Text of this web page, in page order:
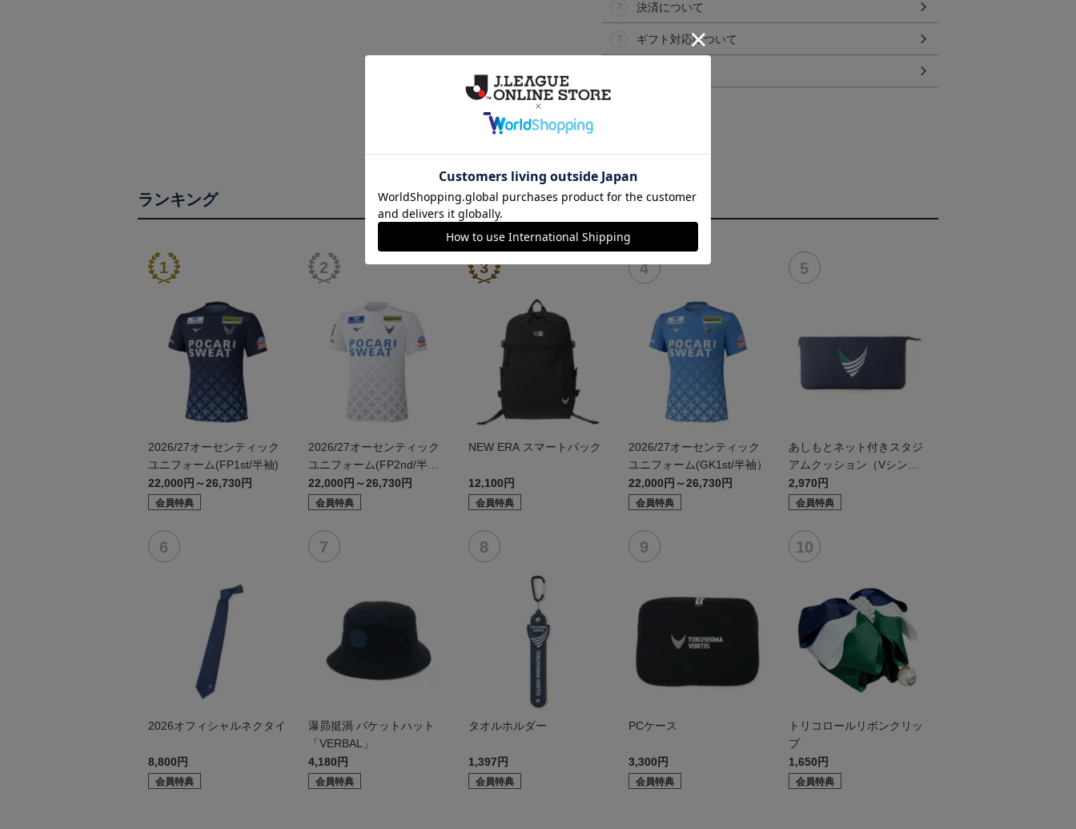
決済について
ギフト対応について
ランキング
2026/27オーセンティック
ユニフォーム(FP1st/半袖)
22,000円～26,730円
会員特典
2026/27オーセンティック
ユニフォーム(FP2nd/半
袖）
22,000円～26,730円
会員特典
NEW ERA スマートパック
12,100円
会員特典
2026/27オーセンティック
ユニフォーム(GK1st/半袖）
22,000円～26,730円
会員特典
あしもとネット付きスタジ
アムクッション（Vシンボ
ル）
2,970円
会員特典
2026オフィシャルネクタイ
8,800円
会員特典
瀑昴挺渦 バケットハット
「VERBAL」
4,180円
会員特典
タオルホルダー
1,397円
会員特典
PCケース
3,300円
会員特典
トリコロールリボンクリッ
プ
1,650円
会員特典